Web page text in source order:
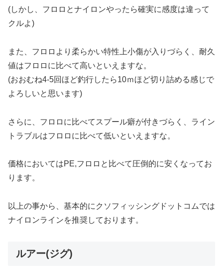
(しかし、フロロとナイロンやったら確実に感度は違って
クルよ)
また、フロロより柔らかい特性上小傷が入りづらく、耐久
値はフロロに比べて高いといえますな。
(おおむね4-5回ほど釣行したら10ｍほど切り詰める感じで
よろしいと思います)
さらに、フロロに比べてスプール癖が付きづらく、ライン
トラブルはフロロに比べて低いといえますな。
価格においてはPE,フロロと比べて圧倒的に安くなってお
ります。
以上の事から、基本的にクソフィッシングドットコムでは
ナイロンラインを推奨しております。
ルアー(ジグ)